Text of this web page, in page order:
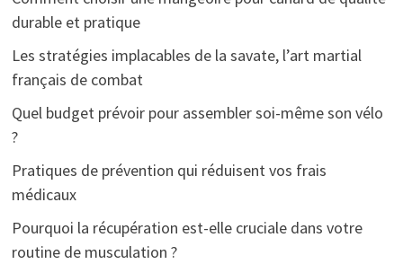
durable et pratique
Les stratégies implacables de la savate, l’art martial
français de combat
Quel budget prévoir pour assembler soi-même son vélo
?
Pratiques de prévention qui réduisent vos frais
médicaux
Pourquoi la récupération est-elle cruciale dans votre
routine de musculation ?